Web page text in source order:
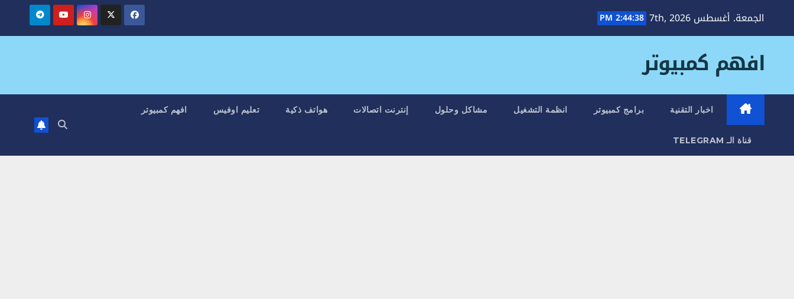
الجمعة. أغسطس 7th, 2026 2:44:39 PM
افهم كمبيوتر
اخبار التقنية برامج كمبيوتر انظمة التشغيل مشاكل وحلول إنترنت اتصالات هواتف ذكية تعليم اوفيس افهم كمبيوتر
قناة الـ TELEGRAM